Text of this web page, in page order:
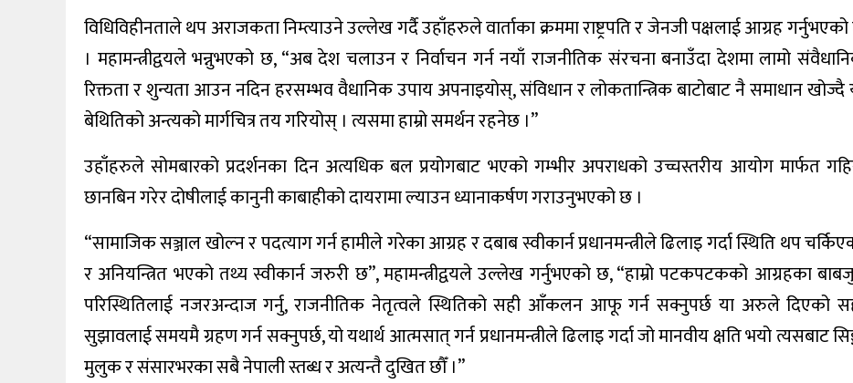
विधिविहीनताले थप अराजकता निम्त्याउने उल्लेख गर्दै उहाँहरुले वार्ताका क्रममा राष्ट्रपति र जेनजी पक्षलाई आग्रह
। महामन्त्रीद्वयले भन्नुभएको छ, “अब देश चलाउन र निर्वाचन गर्न नयाँ राजनीतिक संरचना बनाउँदा देशमा लामो
रिक्तता र शुन्यता आउन नदिन हरसम्भव वैधानिक उपाय अपनाइयोस्, संविधान र लोकतान्त्रिक बाटोबाट नै समाधान खोज्दै
बेथितिको अन्त्यको मार्गचित्र तय गरियोस् । त्यसमा हाम्रो समर्थन रहनेछ ।”
उहाँहरुले सोमबारको प्रदर्शनका दिन अत्यधिक बल प्रयोगबाट भएको गम्भीर अपराधको उच्चस्तरीय आयोग मार्फत
छानबिन गरेर दोषीलाई कानुनी काबाहीको दायरामा ल्याउन ध्यानाकर्षण गराउनुभएको छ ।
“सामाजिक सञ्जाल खोल्न र पदत्याग गर्न हामीले गरेका आग्रह र दबाब स्वीकार्न प्रधानमन्त्रीले ढिलाइ गर्दा स्थिति थप
र अनियन्त्रित भएको तथ्य स्वीकार्न जरुरी छ”, महामन्त्रीद्वयले उल्लेख गर्नुभएको छ, “हाम्रो पटकपटकको आग्रहका
परिस्थितिलाई नजरअन्दाज गर्नु, राजनीतिक नेतृत्वले स्थितिको सही आँकलन आफू गर्न सक्नुपर्छ या अरुले दिएको
सुझावलाई समयमै ग्रहण गर्न सक्नुपर्छ, यो यथार्थ आत्मसात् गर्न प्रधानमन्त्रीले ढिलाइ गर्दा जो मानवीय क्षति भयो त्यसबाट
मुलुक र संसारभरका सबै नेपाली स्तब्ध र अत्यन्तै दुखित छौँ ।”